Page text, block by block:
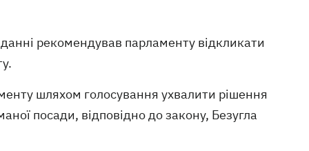
рекомендував парламенту відкликати
шляхом голосування ухвалити рішення
посади, відповідно до закону, Безугла